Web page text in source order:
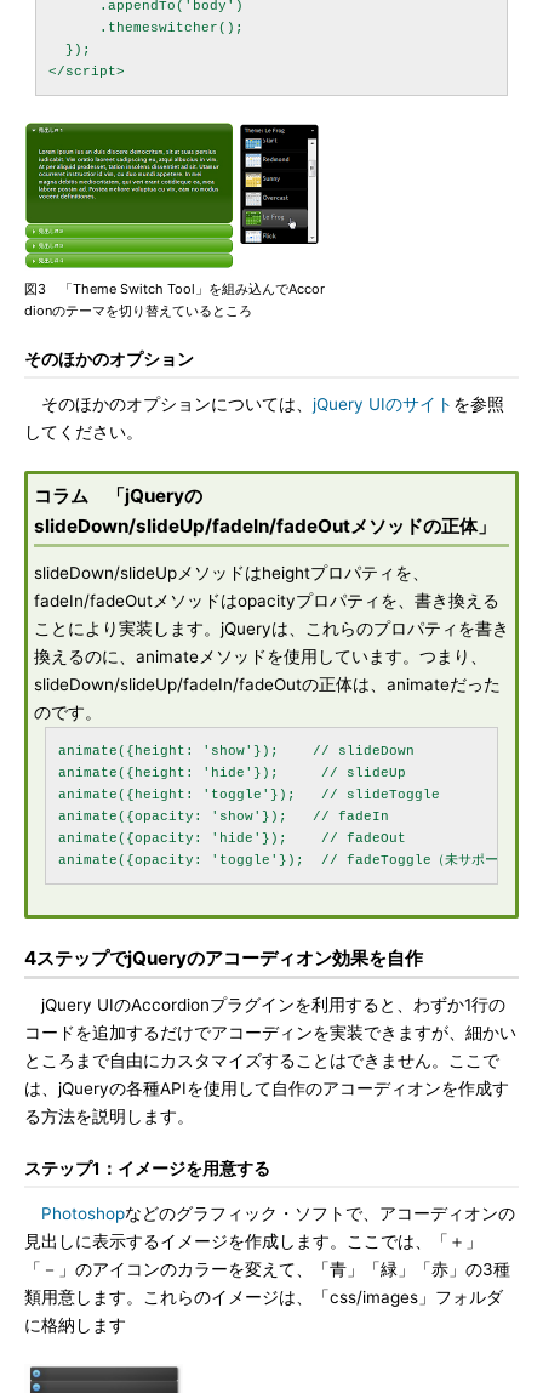
      .appendTo('body')
      .themeswitcher();
  });
図3 「Theme Switch Tool」を組み込んでAccor
dionのテーマを切り替えているところ
そのほかのオプション
そのほかのオプションについては、 jQuery UIのサイト を参照
してください。
コラム 「jQueryの
slideDown/slideUp/fadeIn/fadeOutメソッドの正体」
slideDown/slideUpメソッドはheightプロパティを、
fadeIn/fadeOutメソッドはopacityプロパティを、書き換える
ことにより実装します。jQueryは、これらのプロパティを書き
換えるのに、animateメソッドを使用しています。つまり、
slideDown/slideUp/fadeIn/fadeOutの正体は、animateだった
のです。
animate({height: 'show'});    // slideDown
animate({height: 'hide'});     // slideUp
animate({height: 'toggle'});   // slideToggle
animate({opacity: 'show'});   // fadeIn
animate({opacity: 'hide'});    // fadeOut
4ステップでjQueryのアコーディオン効果を自作
jQuery UIのAccordionプラグインを利用すると、わずか1行の
コードを追加するだけでアコーディンを実装できますが、細かい
ところまで自由にカスタマイズすることはできません。ここで
は、jQueryの各種APIを使用して自作のアコーディオンを作成す
る方法を説明します。
ステップ1：イメージを用意する
Photoshopなどのグラフィック・ソフトで、アコーディオンの
見出しに表示するイメージを作成します。ここでは、「＋」
「－」のアイコンのカラーを変えて、「青」「緑」「赤」の3種
類用意します。これらのイメージは、「css/images」フォルダ
に格納します